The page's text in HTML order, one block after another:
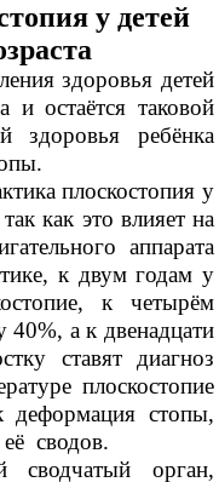
у детей
здоровья детей
и остаётся таковой
здоровья ребёнка
плоскостопия у
как это влияет на
аппарата
к двум годам у
к четырём
а к двенадцати
ставят диагноз
плоскостопие
деформация стопы,
сводов.
орган,